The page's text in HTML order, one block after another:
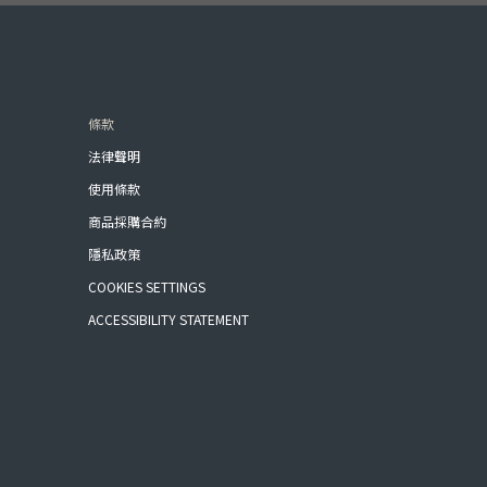
條款
法律聲明
使用條款
商品採購合約
隱私政策
COOKIES SETTINGS
ACCESSIBILITY STATEMENT